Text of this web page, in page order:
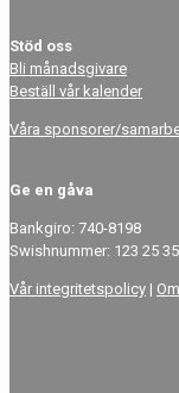
Stöd oss
Bli månadsgivare
Beställ vår kalender
Våra sponsorer/
Ge en gåva
Bankgiro: 740-8198
Swishnummer: 123 25
Vår integritetspolicy |